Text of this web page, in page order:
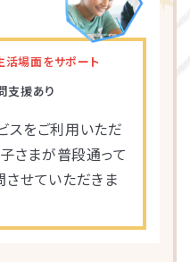
場面をサポート
支援あり
をご利用いただ
子さまが普段通って
せていただきま
室
見沼区
緑区
市
市
市
市
区
区
区
市
塚区
中央区
原区
市
種区
緑区
穂区
村区
教室
区
市
市
市
田区
市
市
央区
室
良区
西区
東区
市